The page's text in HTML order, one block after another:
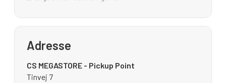
Adresse
CS MEGASTORE - Pickup Point
Tinvej 7